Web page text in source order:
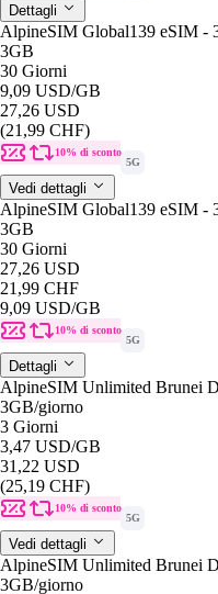
Dettagli
AlpineSIM Global139 eSIM -
3GB
30 Giorni
9,09 USD/GB
27,26 USD
(21,99 CHF)
10% di sconto
5G
Vedi dettagli
AlpineSIM Global139 eSIM -
3GB
30 Giorni
27,26 USD
21,99 CHF
9,09 USD/GB
10% di sconto
5G
Dettagli
AlpineSIM Unlimited Brunei
3GB/giorno
3 Giorni
3,47 USD/GB
31,22 USD
(25,19 CHF)
10% di sconto
5G
Vedi dettagli
AlpineSIM Unlimited Brunei
3GB/giorno